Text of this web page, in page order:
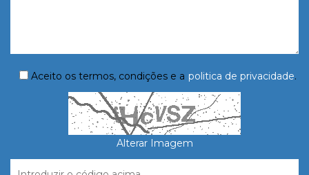
Aceito os termos, condições e a politica de privacidade.
Alterar Imagem